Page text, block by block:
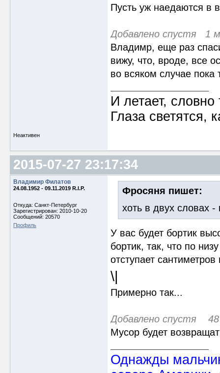
Пусть уж наедаются в
Добавлено спустя 1
Владимр, еще раз
вижу, что, вроде, все
во всяком случае пока
И летает, словно
Глаза светятся,
Неактивен
2015-07-27 23:17:34
Владимир Филатов
24.08.1952 - 09.11.2019 R.I.P.
Откуда: Санкт-Петербург
Зарегистрирован: 2010-10-20
Сообщений: 20570
Профиль
Фросяня пишет:
хоть в двух словах -
У вас будет бортик
бортик, так, что по
отступает
\|
Примерно так...
Добавлено спустя 48
Мусор будет
Однажды